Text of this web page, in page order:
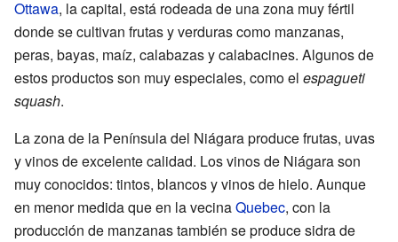
Ottawa, la capital, está rodeada de una zona muy fértil
donde se cultivan frutas y verduras como manzanas,
peras, bayas, maíz, calabazas y calabacines. Algunos de
estos productos son muy especiales, como el espagueti
squash.
La zona de la Península del Niágara produce frutas, uvas
y vinos de excelente calidad. Los vinos de Niágara son
muy conocidos: tintos, blancos y vinos de hielo. Aunque
en menor medida que en la vecinaQuebec, con la
producción de manzanas también se produce sidra de